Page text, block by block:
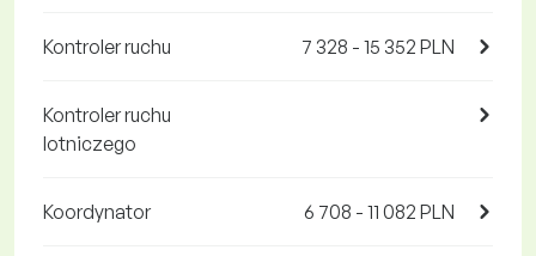
Kontroler ruchu 7 328 - 15 352 PLN
Kontroler ruchu
lotniczego
Koordynator 6 708 - 11 082 PLN